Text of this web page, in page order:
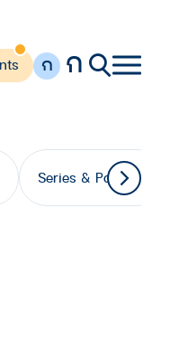
ก ก
Series & Podcast